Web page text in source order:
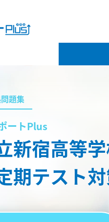
題集
ートPlus
新宿高等
期テスト